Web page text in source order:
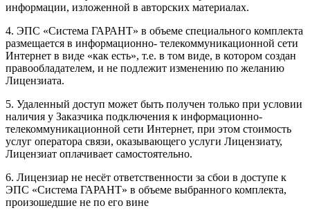
информации, изложенной в авторских материалах.
4. ЭПС «Система ГАРАНТ» в объеме специального комплекта
размещается в информационно- телекоммуникационной сети
Интернет в виде «как есть», т.е. в том виде, в котором создан
правообладателем, и не подлежит изменению по желанию
Лицензиата.
5. Удаленный доступ может быть получен только при условии
наличия у Заказчика подключения к информационно-
телекоммуникационной сети Интернет, при этом стоимость
услуг оператора связи, оказывающего услуги Лицензиату,
Лицензиат оплачивает самостоятельно.
6. Лицензиар не несёт ответственности за сбои в доступе к
ЭПС «Система ГАРАНТ» в объеме выбранного комплекта,
произошедшие не по его вине